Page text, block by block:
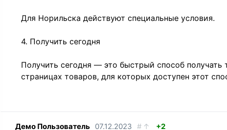
Для Норильска действуют специальные условия.
4. Получить сегодня
Получить сегодня — это быстрый способ
страницах товаров, для которых доступен этот
Демо Пользователь 07.12.2023 # ↑ +2